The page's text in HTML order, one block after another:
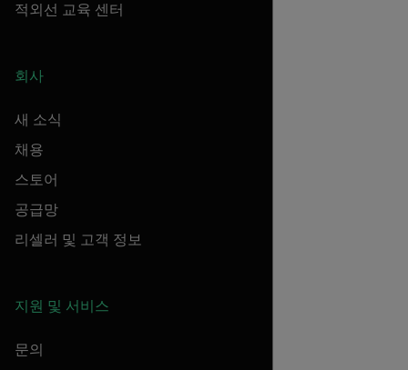
적외선 교육 센터
회사
새 소식
채용
스토어
공급망
리셀러 및 고객 정보
지원 및 서비스
문의